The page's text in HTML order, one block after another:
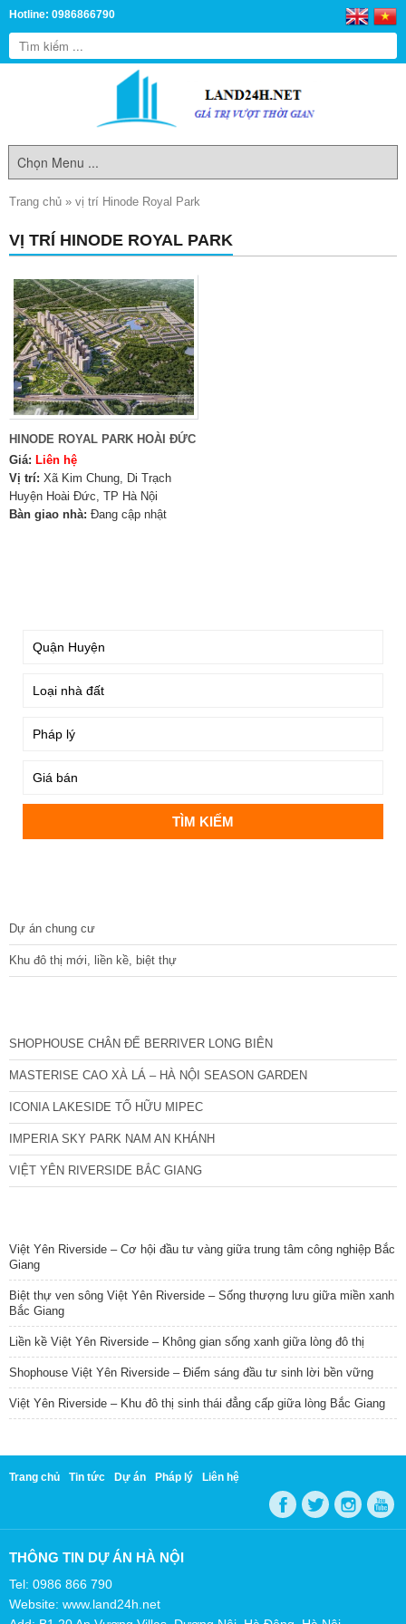
Hotline: 0986866790
Trang chủ » vị trí Hinode Royal Park
VỊ TRÍ HINODE ROYAL PARK
HINODE ROYAL PARK HOÀI ĐỨC
Giá: Liên hệ
Vị trí: Xã Kim Chung, Di Trạch
Huyện Hoài Đức, TP Hà Nội
Bàn giao nhà: Đang cập nhật
Dự án chung cư
Khu đô thị mới, liền kề, biệt thự
SHOPHOUSE CHÂN ĐẾ BERRIVER LONG BIÊN
MASTERISE CAO XÀ LÁ – HÀ NỘI SEASON GARDEN
ICONIA LAKESIDE TỐ HỮU MIPEC
IMPERIA SKY PARK NAM AN KHÁNH
VIỆT YÊN RIVERSIDE BẮC GIANG
Việt Yên Riverside – Cơ hội đầu tư vàng giữa trung tâm công nghiệp Bắc
Giang
Biệt thự ven sông Việt Yên Riverside – Sống thượng lưu giữa miền xanh
Bắc Giang
Liền kề Việt Yên Riverside – Không gian sống xanh giữa lòng đô thị
Shophouse Việt Yên Riverside – Điểm sáng đầu tư sinh lời bền vững
Việt Yên Riverside – Khu đô thị sinh thái đẳng cấp giữa lòng Bắc Giang
Trang chủ Tin tức Dự án Pháp lý Liên hệ
THÔNG TIN DỰ ÁN HÀ NỘI
Tel: 0986 866 790
Website: www.land24h.net